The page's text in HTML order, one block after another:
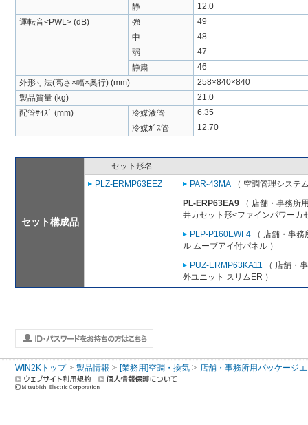
静
12.0
運転音<PWL> (dB)
強
49
中
48
弱
47
静粛
46
外形寸法(高さ×幅×奥行) (mm)
258×840×840
製品質量 (kg)
21.0
配管ｻｲｽﾞ (mm)
冷媒液管
6.35
冷媒ｶﾞｽ管
12.70
セット構成品
セット形名
PLZ-ERMP63EEZ
PAR-43MA （ 空調管理システ
PL-ERP63EA9 （ 店舗・事務所
井カセット形<ファインパワーカ
PLP-P160EWF4 （ 店舗・事
ル ムーブアイ付パネル ）
PUZ-ERMP63KA11 （ 店舗・
外ユニット スリムER ）
WIN2Kトップ 製品情報 [業務用]空調・換気 店舗・事務所用パッケージ